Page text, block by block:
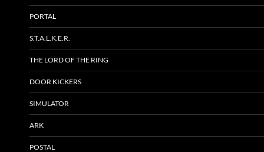
PORTAL
S.T.A.L.K.E.R.
THE LORD OF THE RING
DOOR KICKERS
SIMULATOR
ARK
POSTAL